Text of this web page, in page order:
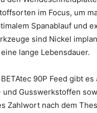
im Focus, um
Spanablauf und
sind Nickel
lange Lebensdauer.
90P Feed gibt
und Gusswerkstoffen
Zahlwort nach dem